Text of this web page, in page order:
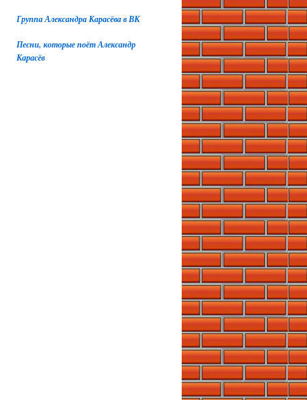
Группа Александра Карасёва в ВК
Песни, которые поёт Александр
Карасёв